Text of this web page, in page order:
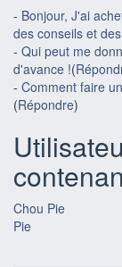
- Bonjour, J'ai
des conseils et
- Qui peut me
d'avance !(
- Comment faire
(Répondre)
Chou Pie
Pie